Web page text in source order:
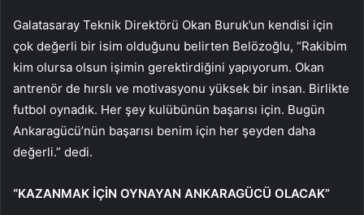
Galatasaray Teknik Direktörü Okan Buruk’un kendisi için
çok değerli bir isim olduğunu belirten Belözoğlu, “Rakibim
kim olursa olsun işimin gerektirdiğini yapıyorum. Okan
antrenör de hırslı ve motivasyonu yüksek bir insan. Birlikte
futbol oynadık. Her şey kulübünün başarısı için. Bugün
Ankaragücü’nün başarısı benim için her şeyden daha
değerli.” dedi.
“KAZANMAK İÇİN OYNAYAN ANKARAGÜCÜ OLACAK”